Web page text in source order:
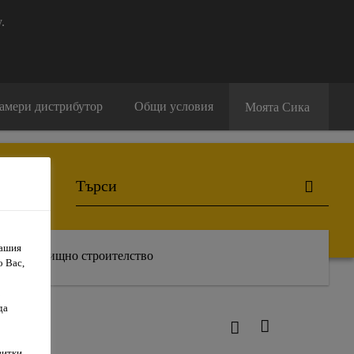
дистрибутор Общи условия Моята Сика
Жилищно строителство
Вас,